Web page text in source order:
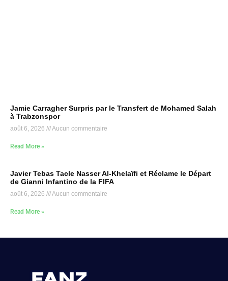
Jamie Carragher Surpris par le Transfert de Mohamed Salah
à Trabzonspor
août 6, 2026 Aucun commentaire
Read More »
Javier Tebas Tacle Nasser Al-Khelaïfi et Réclame le Départ
de Gianni Infantino de la FIFA
août 6, 2026 Aucun commentaire
Read More »